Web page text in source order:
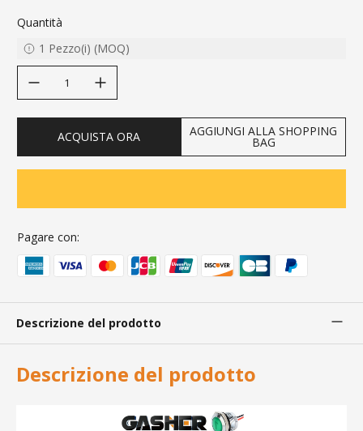
Quantità
1 Pezzo(i) (MOQ)
ACQUISTA ORA AGGIUNGI ALLA SHOPPING
BAG
Pagare con:
Descrizione del prodotto
Descrizione del prodotto